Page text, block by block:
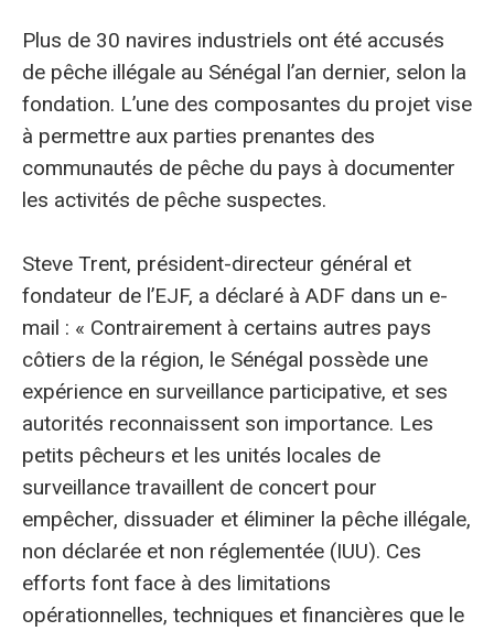
Plus de 30 navires industriels ont été accusés
de pêche illégale au Sénégal l’an dernier, selon la
fondation. L’une des composantes du projet vise
à permettre aux parties prenantes des
communautés de pêche du pays à documenter
les activités de pêche suspectes.
Steve Trent, président-directeur général et
fondateur de l’EJF, a déclaré à ADF dans un e-
mail : « Contrairement à certains autres pays
côtiers de la région, le Sénégal possède une
expérience en surveillance participative, et ses
autorités reconnaissent son importance. Les
petits pêcheurs et les unités locales de
surveillance travaillent de concert pour
empêcher, dissuader et éliminer la pêche illégale,
non déclarée et non réglementée (IUU). Ces
efforts font face à des limitations
opérationnelles, techniques et financières que le